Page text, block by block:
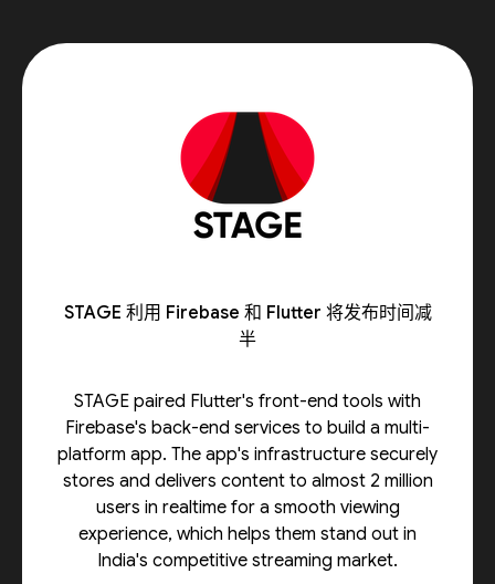
STAGE 利用 Firebase 和 Flutter 将发布时间减
半
STAGE paired Flutter's front-end tools with
Firebase's back-end services to build a multi-
platform app. The app's infrastructure securely
stores and delivers content to almost 2 million
users in realtime for a smooth viewing
experience, which helps them stand out in
India's competitive streaming market.